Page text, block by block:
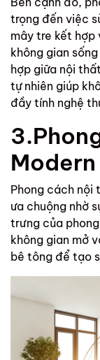
trọng đến việc
mây tre kết hợp
không gian
hợp giữa nội
tự nhiên giúp
đầy tính nghệ
Phong cách nội
ưa chuộng nhờ
trưng của
không gian mở
bê tông để tạo